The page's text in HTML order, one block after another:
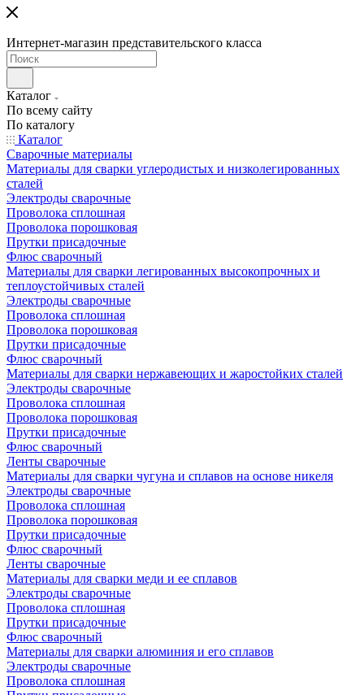
Интернет-магазин представительского класса
Каталог
По всему сайту
По каталогу
Каталог
Сварочные материалы
Материалы для сварки углеродистых и низколегированных
сталей
Электроды сварочные
Проволока сплошная
Проволока порошковая
Прутки присадочные
Флюс сварочный
Материалы для сварки легированных высокопрочных и
теплоустойчивых сталей
Электроды сварочные
Проволока сплошная
Проволока порошковая
Прутки присадочные
Флюс сварочный
Материалы для сварки нержавеющих и жаростойких сталей
Электроды сварочные
Проволока сплошная
Проволока порошковая
Прутки присадочные
Флюс сварочный
Ленты сварочные
Материалы для сварки чугуна и сплавов на основе никеля
Электроды сварочные
Проволока сплошная
Проволока порошковая
Прутки присадочные
Флюс сварочный
Ленты сварочные
Материалы для сварки меди и ее сплавов
Электроды сварочные
Проволока сплошная
Прутки присадочные
Флюс сварочный
Материалы для сварки алюминия и его сплавов
Электроды сварочные
Проволока сплошная